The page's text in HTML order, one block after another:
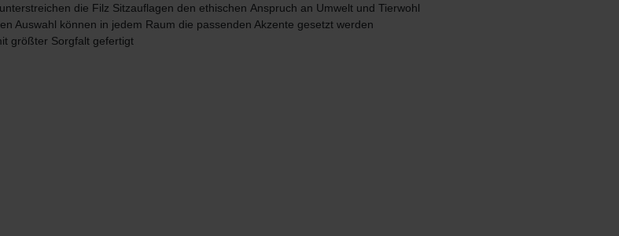
die Filz Sitzauflagen den ethischen Anspruch an Umwelt und Tierwohl
Auswahl können in jedem Raum die passenden Akzente gesetzt werden
größter Sorgfalt gefertigt